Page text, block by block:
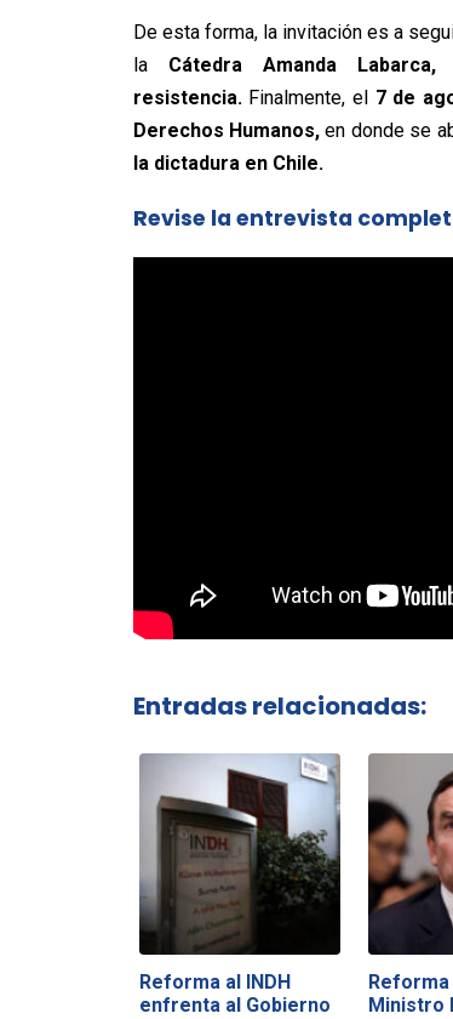
De esta forma, la invitación es a
la Cátedra Amanda Labarca,
resistencia.Finalmente, el 7 de
Derechos Humanos,en donde se
la dictadura en Chile.
Revise la entrevista
Entradas relacionadas:
Reforma al INDH
enfrenta al Gobierno
Reforma
Ministro